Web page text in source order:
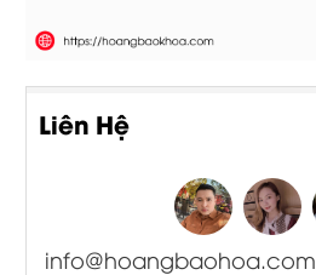
Liên Hệ
info@hoangbaohoa.com